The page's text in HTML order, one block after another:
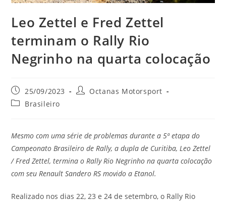
Leo Zettel e Fred Zettel
terminam o Rally Rio
Negrinho na quarta colocação
25/09/2023
Octanas Motorsport
Brasileiro
Mesmo com uma série de problemas durante a 5ª etapa do
Campeonato Brasileiro de Rally, a dupla de Curitiba, Leo Zettel
/ Fred Zettel, termina o Rally Rio Negrinho na quarta colocação
com seu Renault Sandero RS movido a Etanol.
Realizado nos dias 22, 23 e 24 de setembro, o Rally Rio